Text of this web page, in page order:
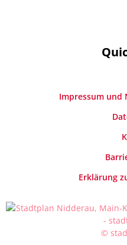
Impressum und
Erklärung
©